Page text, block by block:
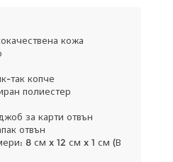
кожа
так копче
полиестер
за карти отвън
отвън
8 см x 12 см x 1 см (В